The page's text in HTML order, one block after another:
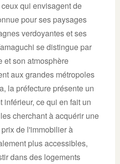
qui envisagent de
pour ses paysages
verdoyantes et ses
se distingue par
et son atmosphère
aux grandes métropoles
la préfecture présente un
inférieur, ce qui en fait un
cherchant à acquérir une
de l'immobilier à
plus accessibles,
dans des logements